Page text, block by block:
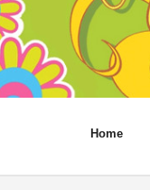
Home